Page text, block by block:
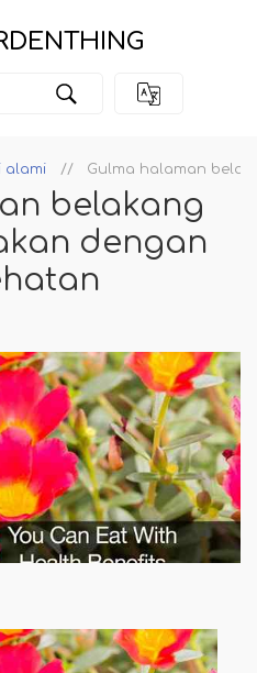
alami Gulma halaman
belakang
dengan